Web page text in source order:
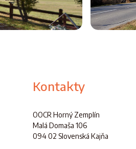
Kontakty
OOCR Horný Zemplín
Malá Domaša 106
094 02 Slovenská Kajňa